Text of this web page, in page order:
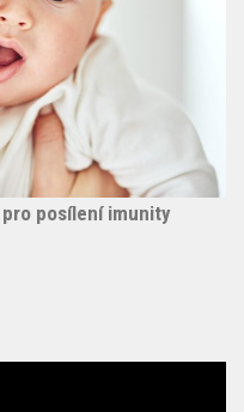
pro posílení imunity